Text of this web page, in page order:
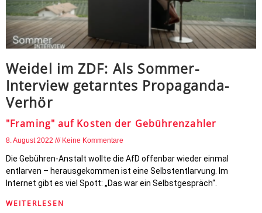
Weidel im ZDF: Als Sommer-
Interview getarntes Propaganda-
Verhör
"Framing" auf Kosten der Gebührenzahler
8. August 2022 Keine Kommentare
Die Gebühren-Anstalt wollte die AfD offenbar wieder einmal
entlarven – herausgekommen ist eine Selbstentlarvung. Im
Internet gibt es viel Spott: „Das war ein Selbstgespräch“.
WEITERLESEN